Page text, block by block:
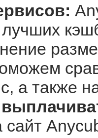
а также
сайт